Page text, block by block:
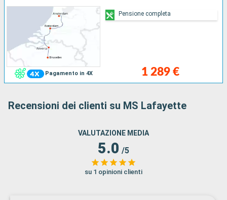
Pagamento in 4X 1 289 €
Pensione completa
Recensioni dei clienti su MS Lafayette
VALUTAZIONE MEDIA
5.0 /5
su 1 opinioni clienti